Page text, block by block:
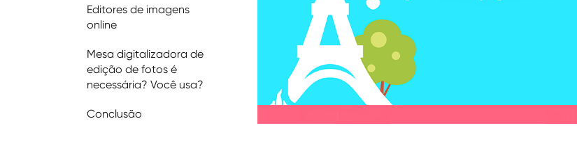
Editores de imagens
online
Mesa digitalizadora de
edição de fotos é
necessária? Você usa?
Conclusão